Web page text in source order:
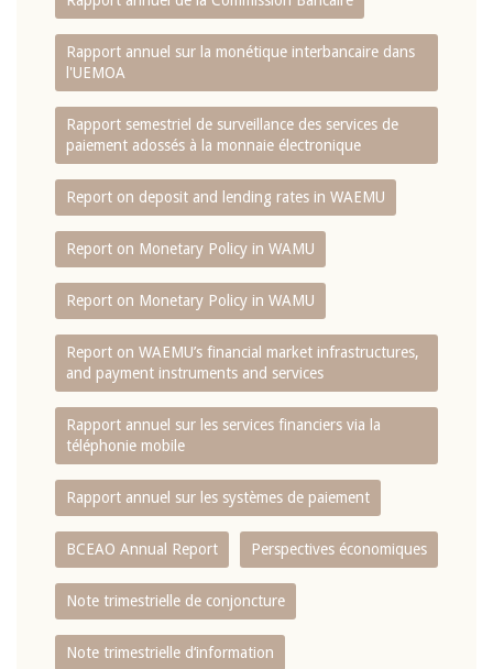
Rapport annuel sur la monétique interbancaire dans
l'UEMOA
Rapport semestriel de surveillance des services de
paiement adossés à la monnaie électronique
Report on deposit and lending rates in WAEMU
Report on Monetary Policy in WAMU
Report on Monetary Policy in WAMU
Report on WAEMU’s financial market infrastructures,
and payment instruments and services
Rapport annuel sur les services financiers via la
téléphonie mobile
Rapport annuel sur les systèmes de paiement
BCEAO Annual Report Perspectives économiques
Note trimestrielle de conjoncture
Note trimestrielle d‘information